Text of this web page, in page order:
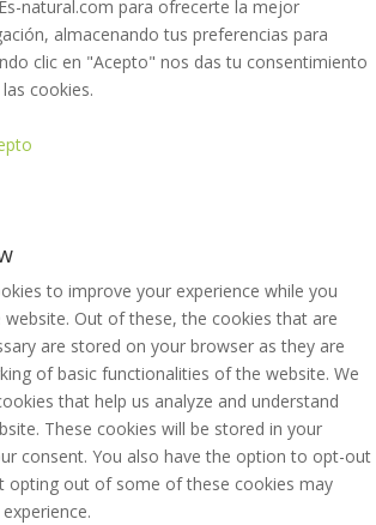
natural.com para ofrecerte la mejor
almacenando tus preferencias para
clic en "Acepto" nos das tu consentimiento
cookies.
to improve your experience while you
Out of these, the cookies that are
are stored on your browser as they are
of basic functionalities of the website. We
that help us analyze and understand
These cookies will be stored in your
consent. You also have the option to opt-out
opting out of some of these cookies may